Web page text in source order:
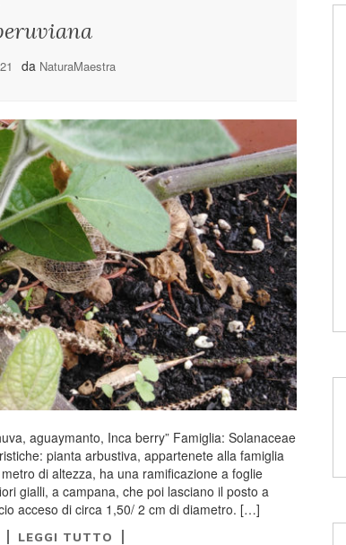
da NaturaMaestra
aguaymanto, Inca berry” Famiglia: Solanaceae
pianta arbustiva, appartenete alla famiglia
di altezza, ha una ramificazione a foglie
gialli, a campana, che poi lasciano il posto a
acceso di circa 1,50/ 2 cm di diametro. […]
LEGGI TUTTO